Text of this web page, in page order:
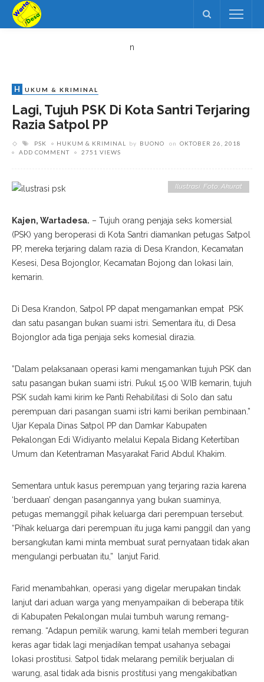
n
H UKUM & KRIMINAL
Lagi, Tujuh PSK Di Kota Santri Terjaring
Razia Satpol PP
PSK HUKUM & KRIMINAL by BUONO on OKTOBER 26, 2018
ADD COMMENT
2751 VIEWS
Ilustrasi. Foto: Akurat
Kajen, Wartadesa. – Tujuh orang penjaja seks komersial
(PSK) yang beroperasi di Kota Santri diamankan petugas Satpol
PP, mereka terjaring dalam razia di Desa Krandon, Kecamatan
Kesesi, Desa Bojonglor, Kecamatan Bojong dan lokasi lain,
kemarin.
Di Desa Krandon, Satpol PP dapat mengamankan empat PSK
dan satu pasangan bukan suami istri. Sementara itu, di Desa
Bojonglor ada tiga penjaja seks komesial dirazia.
”Dalam pelaksanaan operasi kami mengamankan tujuh PSK dan
satu pasangan bukan suami istri. Pukul 15.00 WIB kemarin, tujuh
PSK sudah kami kirim ke Panti Rehabilitasi di Solo dan satu
perempuan dari pasangan suami istri kami berikan pembinaan.”
Ujar Kepala Dinas Satpol PP dan Damkar Kabupaten
Pekalongan Edi Widiyanto melalui Kepala Bidang Ketertiban
Umum dan Ketentraman Masyarakat Farid Abdul Khakim.
Sementara untuk kasus perempuan yang terjaring razia karena
‘berduaan’ dengan pasangannya yang bukan suaminya,
petugas memanggil pihak keluarga dari perempuan tersebut.
“Pihak keluarga dari perempuan itu juga kami panggil dan yang
bersangkutan kami minta membuat surat pernyataan tidak akan
mengulangi perbuatan itu,” lanjut Farid.
Farid menambahkan, operasi yang digelar merupakan tindak
lanjut dari aduan warga yang menyampaikan di beberapa titik
di Kabupaten Pekalongan mulai tumbuh warung remang-
remang. “Adapun pemilik warung, kami telah memberi teguran
keras agar tidak lagi menjadikan tempat usahanya sebagai
lokasi prostitusi. Satpol tidak melarang pemilik berjualan di
warung, asal tidak ada bisnis prostitusi yang mengakibatkan